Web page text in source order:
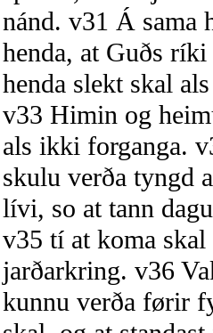
nánd. v31 Á sama
henda, at Guðs
henda slekt skal
v33 Himin og
als ikki forganga.
skulu verða tyngd
lívi, so at tann
v35 tí at koma
jarðarkring. v36
kunnu verða førir